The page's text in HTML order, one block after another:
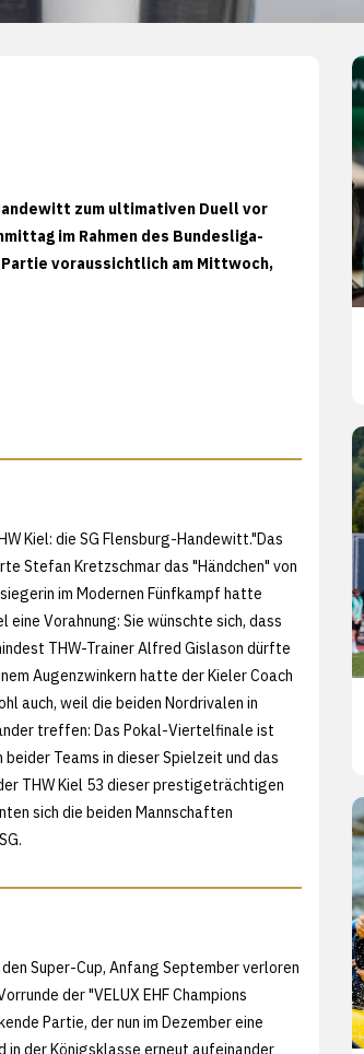
zum ultimativen Duell vor
im Rahmen des Bundesliga-
voraussichtlich am Mittwoch,
Kiel: die SG Flensburg-Handewitt."Das
Stefan Kretzschmar das "Händchen" von
im Modernen Fünfkampf hatte
Vorahnung: Sie wünschte sich, dass
THW-Trainer Alfred Gislason dürfte
Augenzwinkern hatte der Kieler Coach
auch, weil die beiden Nordrivalen in
treffen: Das Pokal-Viertelfinale ist
Teams in dieser Spielzeit und das
THW Kiel 53 dieser prestigeträchtigen
sich die beiden Mannschaften
Super-Cup, Anfang September verloren
der "VELUX EHF Champions
Partie, der nun im Dezember eine
in der Königsklasse erneut aufeinander